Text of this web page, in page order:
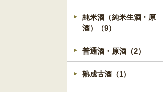
純米酒（純米生酒・原
酒）（9）
普通酒・原酒（2）
熟成古酒（1）